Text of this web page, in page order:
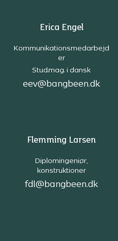
Erica Engel
Kommunikationsmedarbejd
er
Stud.mag. i dansk
eev@bangbeen.dk
Flemming Larsen
Diplomingeniør,
konstruktioner
fdl@bangbeen.dk